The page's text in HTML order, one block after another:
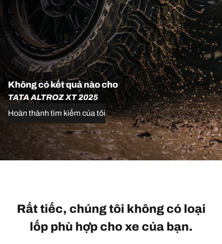
Không có kết quả nào cho
TATA ALTROZ XT 2025
Hoàn thành tìm kiếm của tôi
Rất tiếc, chúng tôi không có loại
lốp phù hợp cho xe của bạn.